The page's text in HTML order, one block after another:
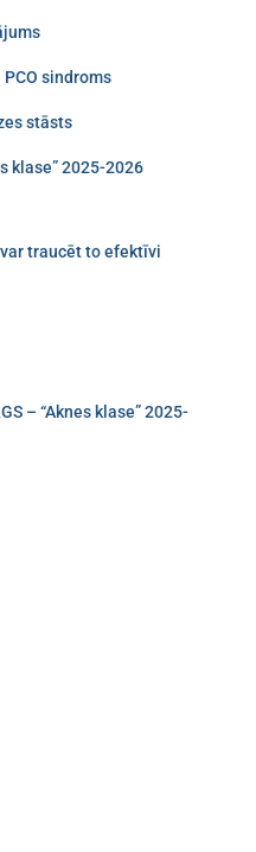
sindroms​
stāsts
klase” 2025-2026
traucēt to efektīvi
– “Aknes klase” 2025-